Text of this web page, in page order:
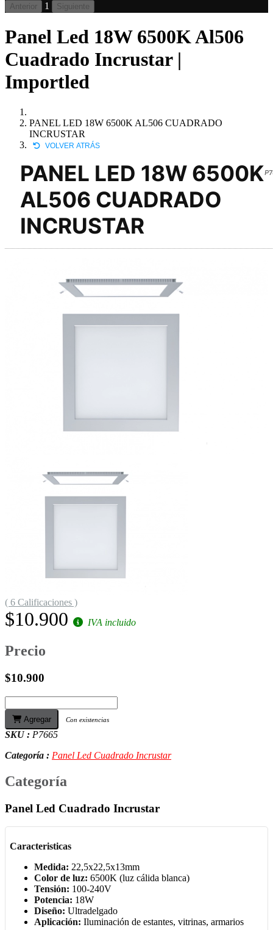
Anterior 1 Siguiente
Panel Led 18W 6500K Al506
Cuadrado Incrustar |
Importled
PANEL LED 18W 6500K AL506 CUADRADO
INCRUSTAR
VOLVER ATRÁS
PANEL LED 18W 6500K
AL506 CUADRADO
INCRUSTAR
( 6 Calificaciones )
$10.900 IVA incluido
Precio
$10.900
Agregar Con existencias
SKU : P7665
Categoría : Panel Led Cuadrado Incrustar
Categoría
Panel Led Cuadrado Incrustar
Caracteristicas
Medida: 22,5x22,5x13mm
Color de luz: 6500K (luz cálida blanca)
Tensión: 100-240V
Potencia: 18W
Diseño: Ultradelgado
Aplicación: Iluminación de estantes, vitrinas, armarios